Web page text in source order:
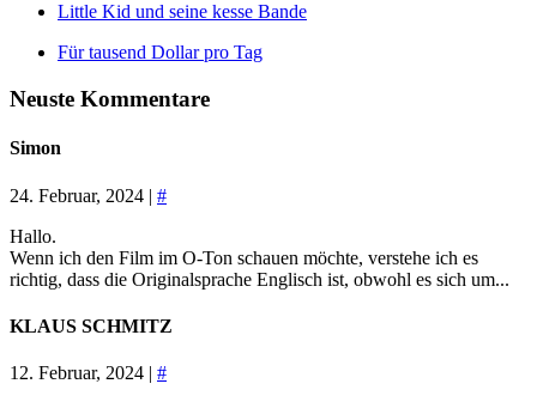
Little Kid und seine kesse Bande
Für tausend Dollar pro Tag
Neuste Kommentare
Simon
24. Februar, 2024 | #
Hallo.
Wenn ich den Film im O-Ton schauen möchte, verstehe ich es
richtig, dass die Originalsprache Englisch ist, obwohl es sich um...
KLAUS SCHMITZ
12. Februar, 2024 | #